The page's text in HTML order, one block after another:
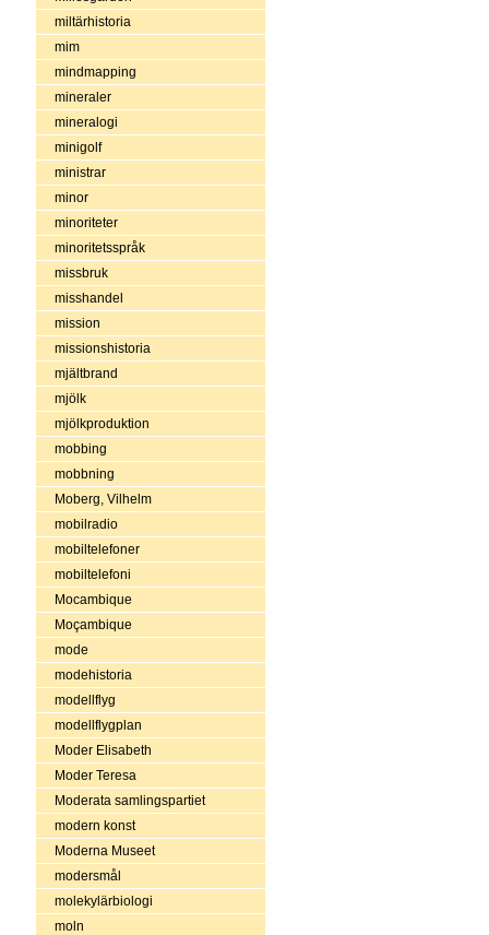
miltärhistoria
mim
mindmapping
mineraler
mineralogi
minigolf
ministrar
minor
minoriteter
minoritetsspråk
missbruk
misshandel
mission
missionshistoria
mjältbrand
mjölk
mjölkproduktion
mobbing
mobbning
Moberg, Vilhelm
mobilradio
mobiltelefoner
mobiltelefoni
Mocambique
Moçambique
mode
modehistoria
modellflyg
modellflygplan
Moder Elisabeth
Moder Teresa
Moderata samlingspartiet
modern konst
Moderna Museet
modersmål
molekylärbiologi
moln